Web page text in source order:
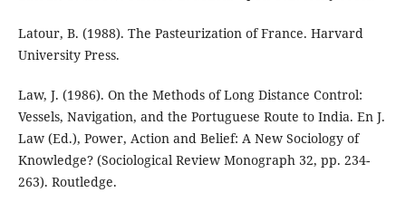
Latour, B. (1988). The Pasteurization of France. Harvard
University Press.
Law, J. (1986). On the Methods of Long Distance Control:
Vessels, Navigation, and the Portuguese Route to India. En J.
Law (Ed.), Power, Action and Belief: A New Sociology of
Knowledge? (Sociological Review Monograph 32, pp. 234-
263). Routledge.